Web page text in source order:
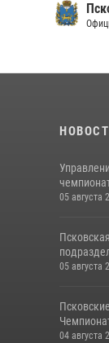
05 августа
05 августа
04 августа